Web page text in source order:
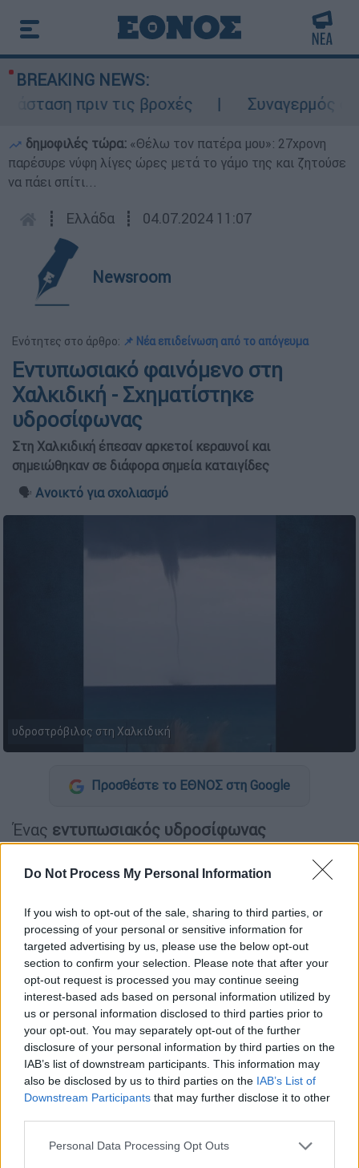
Do Not Process My Personal Information
If you wish to opt-out of the sale, sharing to third parties, or
processing of your personal or sensitive information for
targeted advertising by us, please use the below opt-out
section to confirm your selection. Please note that after your
opt-out request is processed you may continue seeing
interest-based ads based on personal information utilized by
us or personal information disclosed to third parties prior to
your opt-out. You may separately opt-out of the further
disclosure of your personal information by third parties on the
IAB’s list of downstream participants. This information may
also be disclosed by us to third parties on the IAB’s List of
Downstream Participants that may further disclose it to other
Please note that this website/app uses one or more Google
Personal Data Processing Opt Outs
BREAKING NEWS:
πριν τις βροχές
Συναγερμός
δημοφιλές τώρα: «Θέλω τον πατέρα μου»: 27χρονη
παρέσυρε νύφη λίγες ώρες μετά το γάμο της και ζητούσε
να πάει σπίτι...
┋ Ελλάδα ┋ 04.07.2024 11:07
Newsroom
Ενότητες στο άρθρο: 📌 Νέα επιδείνωση από το απόγευμα
Εντυπωσιακό φαινόμενο στη
Χαλκιδική - Σχηματίστηκε
υδροσίφωνας
Στη Χαλκιδική έπεσαν αρκετοί κεραυνοί και
σημειώθηκαν σε διάφορα σημεία καταιγίδες
🗣️ Ανοικτό για σχολιασμό
υδροστρόβιλος στη Χαλκιδική
Προσθέστε το ΕΘΝΟΣ στη Google
Ένας εντυπωσιακός υδροσίφωνας
καταγράφηκε στηνπαραλίατηςΣάρτης, στη
Σιθωνία Χαλκιδικής, ο οποίος
δημοσιεύτηκαν στη σελίδα Meteology
LiveCams Application στο Facebook.
Στη Χαλκιδικήέπεσαν αρκετοίκεραυνοίκαι
σημειώθηκαν σε διάφορα σημείακαταιγίδες
κατά τη διάρκεια της νύχτας,χωρίς, ωστόσο,
να σημειωθεί κάποιο ιδιαίτερο πρόβλημα.
Νέα επιδείνωση από το απόγευμα
Νέα επιδείνωση του καιρού, με βροχές,
καταιγίδεςκαι κεραυνούς, αναμένεται για
τις επόμενες ώρες στη Χαλκιδική, με τα